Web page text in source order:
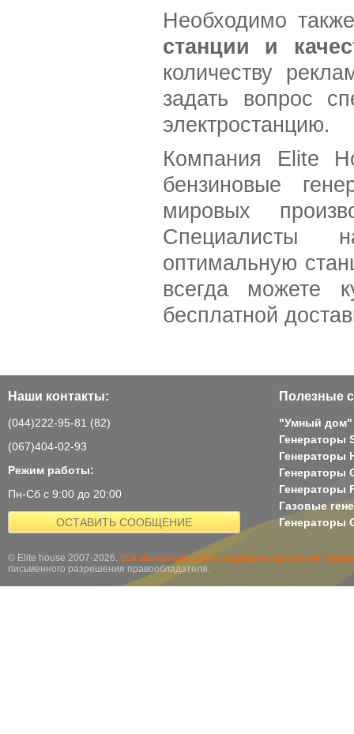
Необходимо
станции и
количеству
задать вопрос
электростанцию.
Компания Elite
бензиновые
мировых
Специалисты
оптимальную
всегда можете
бесплатной
Наши контакты:
(044)222-95-81 (82)
(067)404-02-93
Режим работы:
Пн-Сб с 9:00 до 20:00
ОСТАВИТЬ СООБЩЕНИЕ
Полезные
"Умный дом"
Генераторы
Генераторы
Генераторы
Генераторы
Газовые
Генераторы
© Elite house 2007-2026. Все материалы сайта защищены авторским
письменного разрешения правообладателя.